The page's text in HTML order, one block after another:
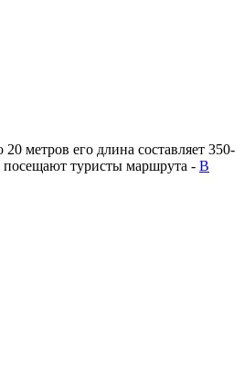
метров его длина составляет 350-
посещают туристы маршрута - В